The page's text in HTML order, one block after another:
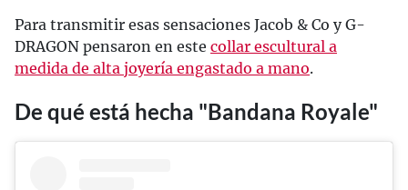
Para transmitir esas sensaciones Jacob & Co y G-
DRAGON pensaron en este collar escultural a
medida de alta joyería engastado a mano.
De qué está hecha "Bandana Royale"